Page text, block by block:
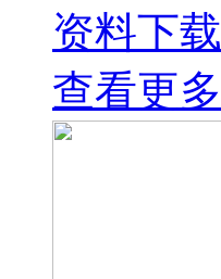
资料下载
查看更多